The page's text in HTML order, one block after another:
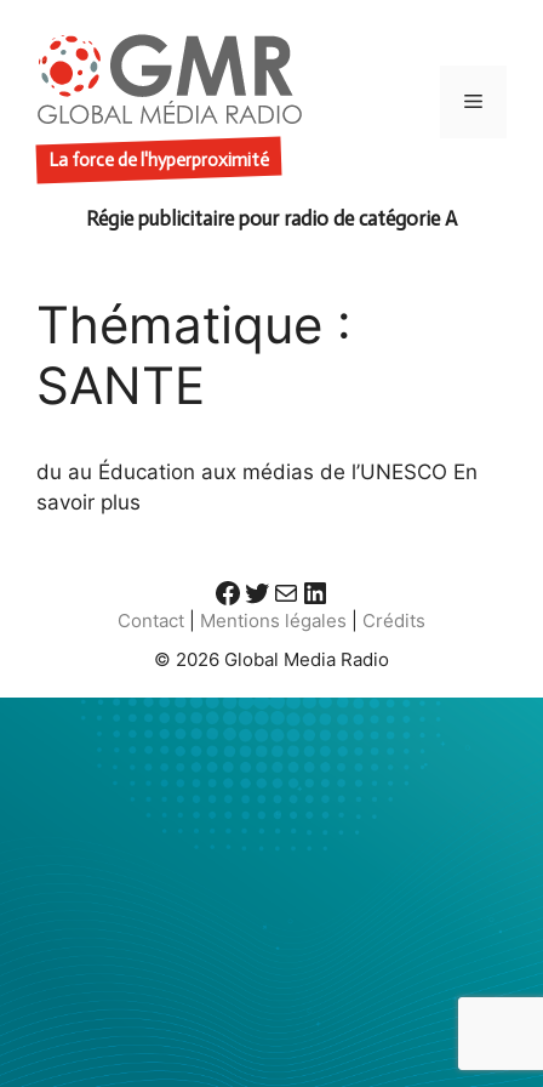
contenu
La force de l'hyperproximité
Menu
Thématique :
SANTE
du au Éducation aux médias de l’UNESCO En
savoir plus
Facebook
Twitter
E-mailLinkedIn
Contact Mentions légales
Crédits
© 2026 Global Media Radio